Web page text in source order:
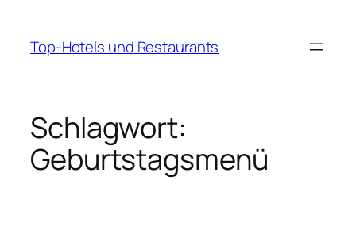
springen
Top-Hotels und Restaurants
Schlagwort:
Geburtstagsmenü